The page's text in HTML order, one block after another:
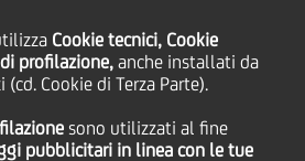
Cookie tecnici, Cookie
profilazione, anche installati da
Cookie di Terza Parte).
sono utilizzati al fine
pubblicitari in linea con le tue
di banche
al